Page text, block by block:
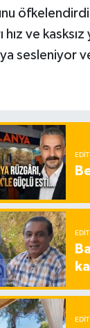
öfkelendirdi.
hız ve
sesleniyor